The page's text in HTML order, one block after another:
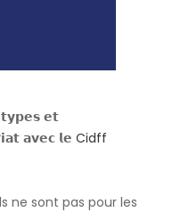
𝗲𝘁
𝗮𝘃𝗲𝗰 𝗹𝗲 Cidff
ne sont pas pour les